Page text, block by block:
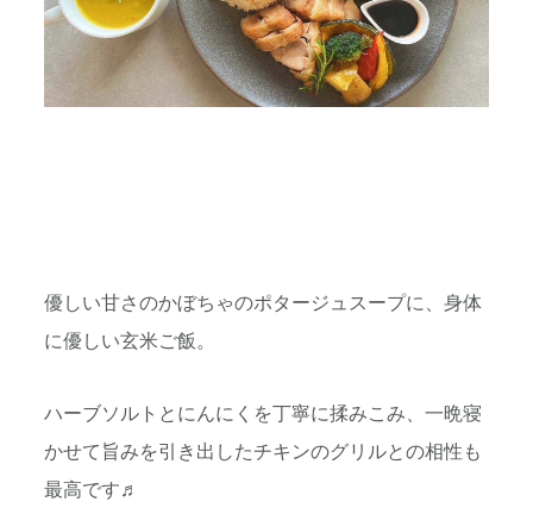
優しい甘さのかぼちゃのポタージュスープに、身体
に優しい玄米ご飯。
ハーブソルトとにんにくを丁寧に揉みこみ、一晩寝
かせて旨みを引き出したチキンのグリルとの相性も
最高です♬